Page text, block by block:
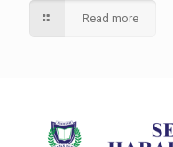
Read more